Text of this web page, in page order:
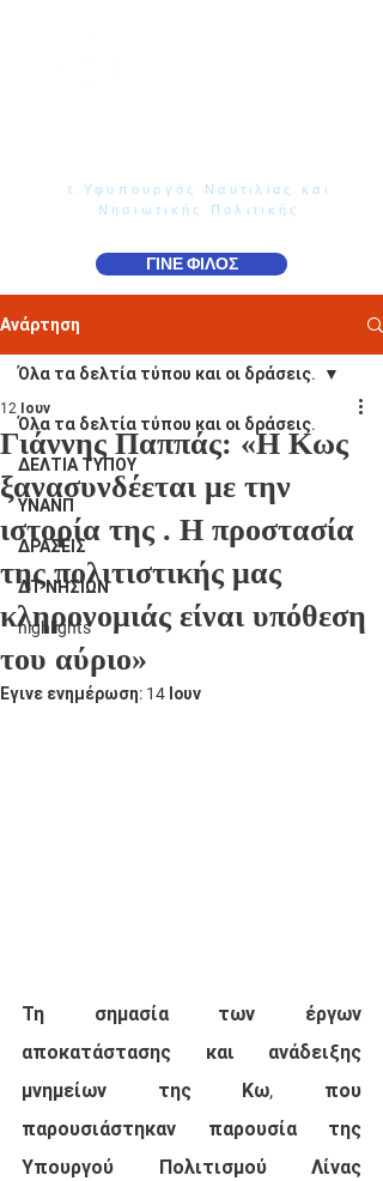
τ.Υφυπουργός Ναυτιλίας και
Νησιωτικής Πολιτικής
ΓΙΝΕ ΦΙΛΟΣ
Ανάρτηση
Όλα τα δελτία τύπου και οι δράσεις.
ΔΕΛΤΙΑ ΤΥΠΟΥ
ΥΝΑΝΠ
ΔΡΑΣΕΙΣ
ΔΤ ΝΗΣΙΩΝ
highlights
Όλα τα δελτία τύπου και οι δράσεις.
Γιάννης Παππάς: «Η Κως
ξανασυνδέεται με την
ιστορία της . Η προστασία
της πολιτιστικής μας
κληρονομιάς είναι υπόθεση
του αύριο»
12 Ιουν
Έγινε ενημέρωση: 14 Ιουν
Τη σημασία των έργων
αποκατάστασης και ανάδειξης
μνημείων της Κω, που
παρουσιάστηκαν παρουσία της
Υπουργού Πολιτισμού Λίνας